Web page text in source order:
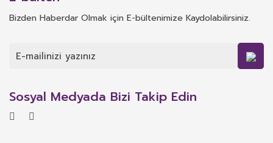
Bizden Haberdar Olmak için E-bültenimize Kaydolabilirsiniz.
Sosyal Medyada Bizi Takip Edin